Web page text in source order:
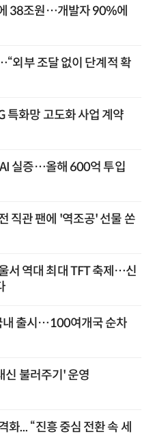
38조원…개발자 90%에
외부 조달 없이 단계적 확
특화망 고도화 사업 계약
실증…올해 600억 투입
직관 팬에 '역조공' 선물 쏜
서 역대 최대 TFT 축제…신
내 출시…100여개국 순차
신 불러주기' 운영
화... “진흥 중심 전환 속 세